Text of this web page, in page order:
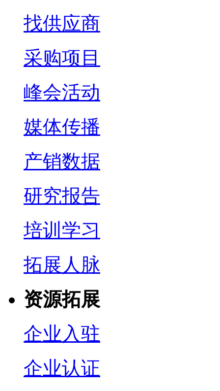
找供应商
采购项目
峰会活动
媒体传播
产销数据
研究报告
培训学习
拓展人脉
资源拓展
企业入驻
企业认证